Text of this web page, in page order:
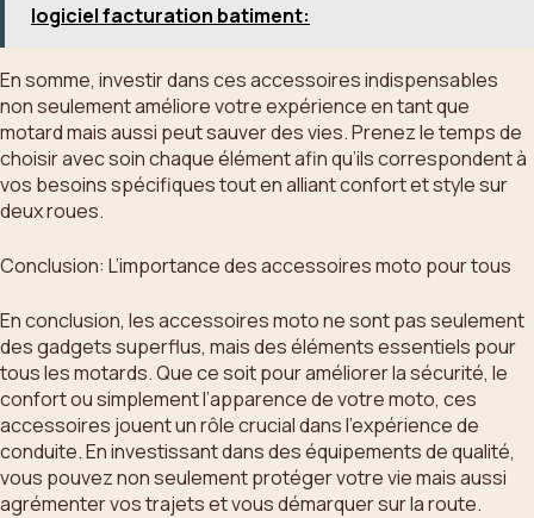
logiciel facturation batiment:
En somme, investir dans ces accessoires indispensables
non seulement améliore votre expérience en tant que
motard mais aussi peut sauver des vies. Prenez le temps de
choisir avec soin chaque élément afin qu’ils correspondent à
vos besoins spécifiques tout en alliant confort et style sur
deux roues.
Conclusion: L’importance des accessoires moto pour tous
En conclusion, les accessoires moto ne sont pas seulement
des gadgets superflus, mais des éléments essentiels pour
tous les motards. Que ce soit pour améliorer la sécurité, le
confort ou simplement l’apparence de votre moto, ces
accessoires jouent un rôle crucial dans l’expérience de
conduite. En investissant dans des équipements de qualité,
vous pouvez non seulement protéger votre vie mais aussi
agrémenter vos trajets et vous démarquer sur la route.